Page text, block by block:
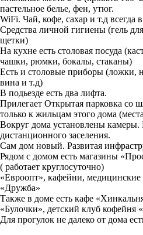
пастельное белье, фен, утюг.
WiFi. Чай, кофе, сахар и т.д всегда
Средства личной гигиены (гель
щетки)
На кухне есть столовая посуда
чашки, рюмки, бокалы, стаканы)
Есть и столовые приборы (ложки,
вина и т.д)
В подьезде есть два лифта.
Прилегает Открытая парковка со
только к жильцам этого дома
Вокруг дома установлены камеры.
дистанционного заселения.
Сам дом новый. Развитая
Рядом с домом есть магазины
( работает круглосуточно)
«Евроопт», кафейни, медицинские
«Дружба»
Также в доме есть кафе
«Булочки», детский клуб кофейня
Для прогулок не далеко от дома